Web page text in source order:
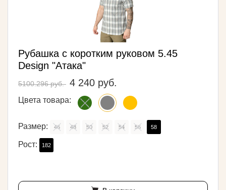
Рубашка с коротким руковом 5.45
Design "Атака"
5100.296 руб. 4 240 руб.
Цвета товара:
Размер: 46 48 50 52 54 56 58
Рост: 182